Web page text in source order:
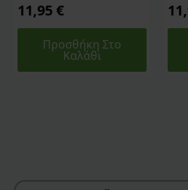
11,95 €
Προσθήκη Στο
Καλάθι